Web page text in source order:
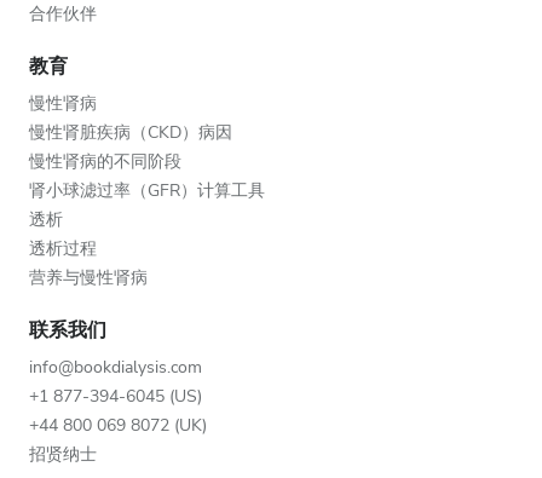
合作伙伴
教育
慢性肾病
慢性肾脏疾病（CKD）病因
慢性肾病的不同阶段
肾小球滤过率（GFR）计算工具
透析
透析过程
营养与慢性肾病
联系我们
info@bookdialysis.com
+1 877-394-6045 (US)
+44 800 069 8072 (UK)
招贤纳士